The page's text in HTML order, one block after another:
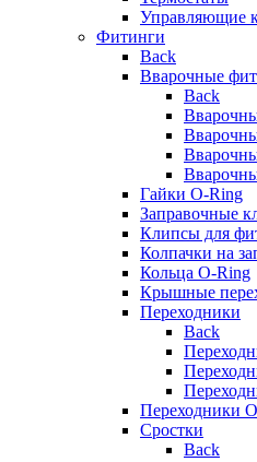
Управляющие
Фитинги
Back
Вварочные
Back
Гайки O-Ring
Заправочные
Клипсы для
Колпачки на
Кольца O-Ring
Крышные
Переходники
Back
Переходники
Сростки
Back